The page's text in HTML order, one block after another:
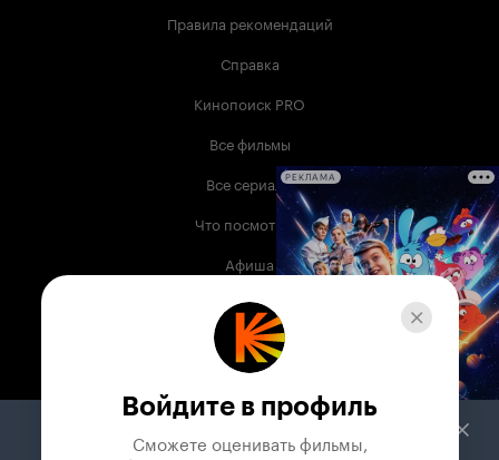
Правила рекомендаций
Справка
Кинопоиск PRO
Все фильмы
Все сериалы
Что посмотреть
Афиша
Музыка
Телепрограмма
Служба поддержки
РЕКЛАМА
Войдите в профиль
Сможете оценивать фильмы,